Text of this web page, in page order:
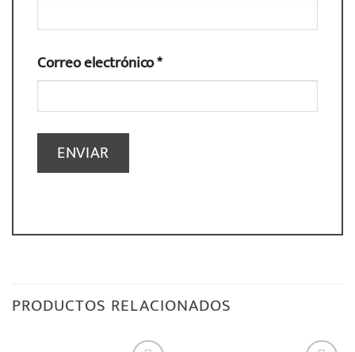
Correo electrónico*
PRODUCTOS RELACIONADOS